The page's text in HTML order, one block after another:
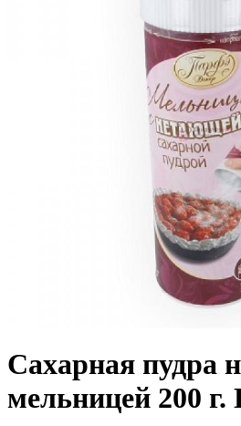
Сахарная пудра
мельницей 200